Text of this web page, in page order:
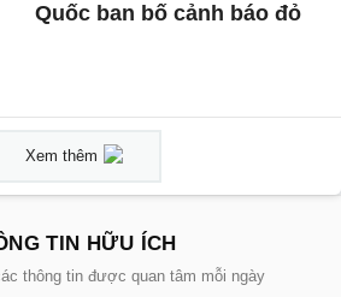
Quốc ban bố cảnh báo đỏ
Xem thêm
TIN HỮU ÍCH
thông tin được quan tâm mỗi ngày